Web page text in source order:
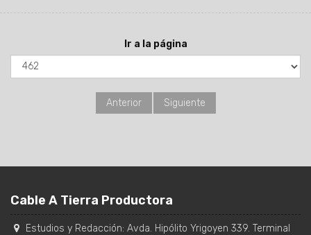
Ir a la página
Anterior Siguiente
Cable A Tierra Productora
Estudios y Redacción: Avda. Hipólito Yrigoyen 339. Terminal